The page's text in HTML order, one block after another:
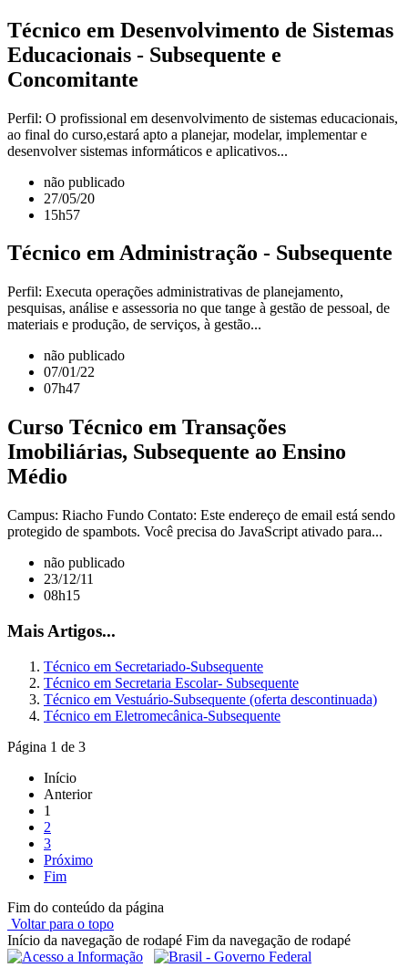
Técnico em Desenvolvimento de Sistemas
Educacionais - Subsequente e
Concomitante
Perfil: O profissional em desenvolvimento de sistemas educacionais,
ao final do curso,estará apto a planejar, modelar, implementar e
desenvolver sistemas informáticos e aplicativos...
não publicado
27/05/20
15h57
Técnico em Administração - Subsequente
Perfil: Executa operações administrativas de planejamento,
pesquisas, análise e assessoria no que tange à gestão de pessoal, de
materiais e produção, de serviços, à gestão...
não publicado
07/01/22
07h47
Curso Técnico em Transações
Imobiliárias, Subsequente ao Ensino
Médio
Campus: Riacho Fundo Contato: Este endereço de email está sendo
protegido de spambots. Você precisa do JavaScript ativado para...
não publicado
23/12/11
08h15
Mais Artigos...
Técnico em Secretariado-Subsequente
Técnico em Secretaria Escolar- Subsequente
Técnico em Vestuário-Subsequente (oferta descontinuada)
Técnico em Eletromecânica-Subsequente
Página 1 de 3
Início
Anterior
1
2
3
Próximo
Fim
Fim do conteúdo da página
Voltar para o topo
Início da navegação de rodapé Fim da navegação de rodapé